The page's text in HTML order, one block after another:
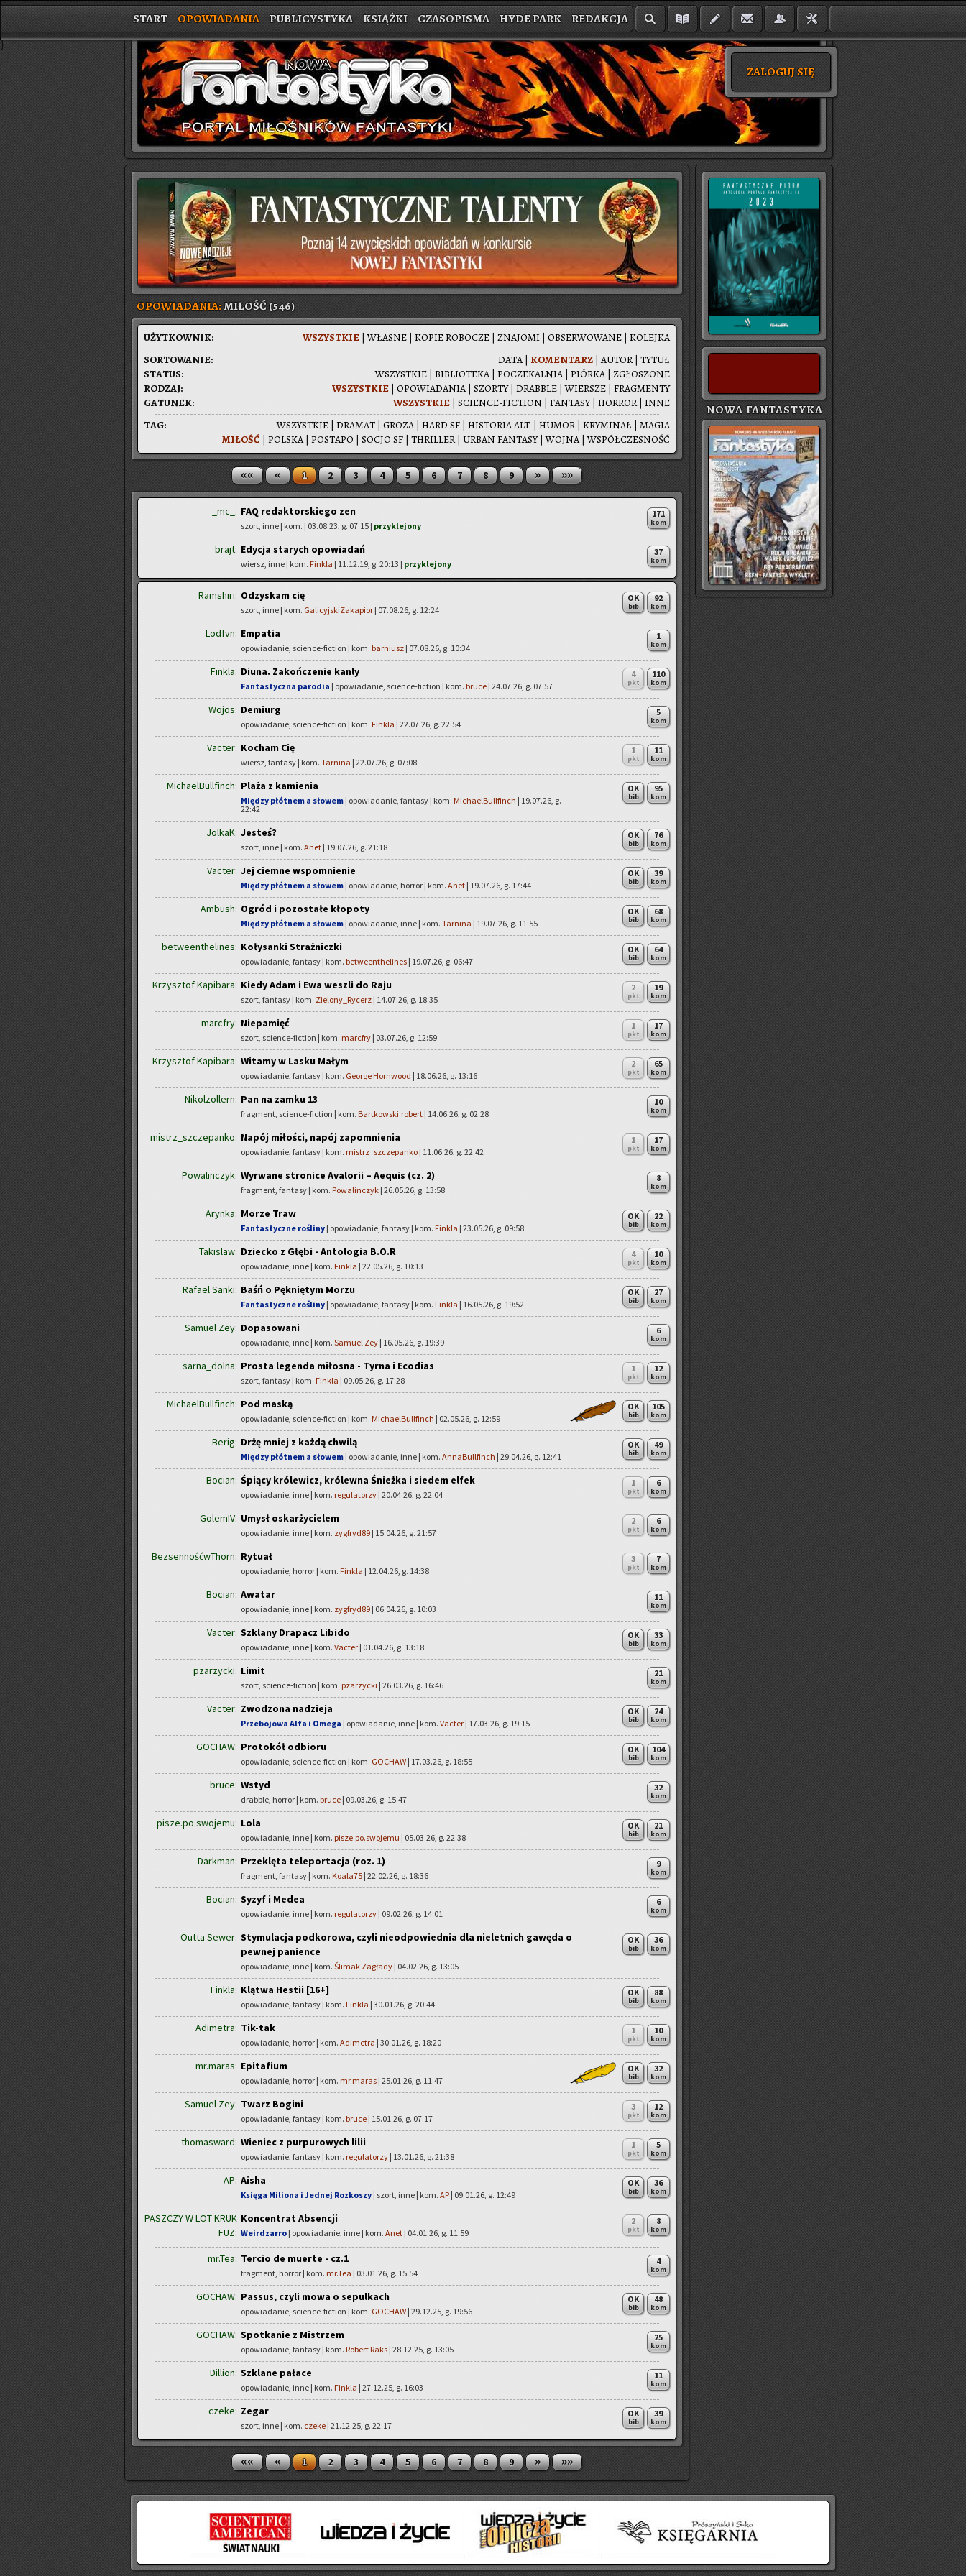
START OPOWIADANIA PUBLICYSTYKA KSIĄŻKI CZASOPISMA HYDE PARK REDAKCJA
ZALOGUJ SIĘ
}
OPOWIADANIA:MIŁOŚĆ (546)
WSZYST­KIE |WŁA­SNE | KOPIE RO­BO­CZE | ZNA­JO­MI | OB­SER­WO­WA­NE | KO­LEJ­KA
UŻYT­KOW­NIK:
DATA| KO­MEN­TARZ |AUTOR| TYTUŁ
WSZYST­KIE | BI­BLIO­TE­KA| PO­CZE­KAL­NIA| PIÓR­KA| ZGŁO­SZO­NE
WSZYST­KIE | OPO­WIA­DA­NIA| SZOR­TY| DRAB­BLE |WIER­SZE | FRAG­MEN­TY
WSZYST­KIE | SCIEN­CE-FIC­TION | FAN­TA­SY| HOR­ROR| INNE
SOR­TO­WA­NIE:
STA­TUS:
RO­DZAJ:
GA­TU­NEK:
WSZYST­KIE | DRA­MAT | GROZA| HARD SF | HI­STO­RIA ALT. | HUMOR| KRY­MI­NAŁ | MAGIA
MI­ŁOŚĆ | POL­SKA| PO­STA­PO | SOCJO SF | THRIL­LER| URBAN FAN­TA­SY|WOJNA|WSPÓŁ­CZE­SNOŚĆ
TAG:
«« « 1 2 3 4 5 6 7 8 9 » »»
_mc_: FAQ redaktorskiego zen
szort, inne | kom. | 03.08.23, g. 07:15 | przyklejony
171
kom
brajt: Edycja starych opowiadań
wiersz, inne | kom. Finkla | 11.12.19, g. 20:13 | przyklejony
37
kom
Ramshiri: Odzyskam cię
szort, inne | kom. GalicyjskiZakapior | 07.08.26, g. 12:24
92
kom
OK
bib
Lodfvn: Empatia
opowiadanie, science-fiction | kom. barniusz | 07.08.26, g. 10:34
1
kom
Finkla: Diuna. Zakończenie kanly
Fantastyczna parodia | opowiadanie, science-fiction | kom. bruce | 24.07.26, g. 07:57
110
kom
4
pkt
Wojos: Demiurg
opowiadanie, science-fiction | kom. Finkla | 22.07.26, g. 22:54
5
kom
Vacter: Kocham Cię
wiersz, fantasy | kom. Tarnina | 22.07.26, g. 07:08
11
kom
1
pkt
MichaelBullfinch: Plaża z kamienia
Między płótnem a słowem | opowiadanie, fantasy | kom. MichaelBullfinch | 19.07.26, g.
22:42
95
kom
OK
bib
JolkaK: Jesteś?
szort, inne | kom. Anet | 19.07.26, g. 21:18
76
kom
OK
bib
Vacter: Jej ciemne wspomnienie
Między płótnem a słowem | opowiadanie, horror | kom. Anet | 19.07.26, g. 17:44
39
kom
OK
bib
Ambush: Ogród i pozostałe kłopoty
Między płótnem a słowem | opowiadanie, inne | kom. Tarnina | 19.07.26, g. 11:55
68
kom
OK
bib
betweenthelines: Kołysanki Strażniczki
opowiadanie, fantasy | kom. betweenthelines | 19.07.26, g. 06:47
64
kom
OK
bib
Krzysztof Kapibara: Kiedy Adam i Ewa weszli do Raju
szort, fantasy | kom. Zielony_Rycerz | 14.07.26, g. 18:35
19
kom
2
pkt
marcfry: Niepamięć
szort, science-fiction | kom. marcfry | 03.07.26, g. 12:59
17
kom
1
pkt
Krzysztof Kapibara: Witamy w Lasku Małym
opowiadanie, fantasy | kom. George Hornwood | 18.06.26, g. 13:16
65
kom
2
pkt
Nikolzollern: Pan na zamku 13
fragment, science-fiction | kom. Bartkowski.robert | 14.06.26, g. 02:28
10
kom
mistrz_szczepanko: Napój miłości, napój zapomnienia
opowiadanie, fantasy | kom. mistrz_szczepanko | 11.06.26, g. 22:42
17
kom
1
pkt
Powalinczyk: Wyrwane stronice Avalorii – Aequis (cz. 2)
fragment, fantasy | kom. Powalinczyk | 26.05.26, g. 13:58
8
kom
Arynka: Morze Traw
Fantastyczne rośliny | opowiadanie, fantasy | kom. Finkla | 23.05.26, g. 09:58
22
kom
OK
bib
Takislaw: Dziecko z Głębi - Antologia B.O.R
opowiadanie, inne | kom. Finkla | 22.05.26, g. 10:13
10
kom
4
pkt
Rafael Sanki: Baśń o Pękniętym Morzu
Fantastyczne rośliny | opowiadanie, fantasy | kom. Finkla | 16.05.26, g. 19:52
27
kom
OK
bib
Samuel Zey: Dopasowani
opowiadanie, inne | kom. Samuel Zey | 16.05.26, g. 19:39
6
kom
sarna_dolna: Prosta legenda miłosna - Tyrna i Ecodias
szort, fantasy | kom. Finkla | 09.05.26, g. 17:28
12
kom
1
pkt
MichaelBullfinch: Pod maską
opowiadanie, science-fiction | kom. MichaelBullfinch | 02.05.26, g. 12:59
105
kom
OK
bib
Berig: Drżę mniej z każdą chwilą
Między płótnem a słowem | opowiadanie, inne | kom. AnnaBullfinch | 29.04.26, g. 12:41
49
kom
OK
bib
Bocian: Śpiący królewicz, królewna Śnieżka i siedem elfek
opowiadanie, inne | kom. regulatorzy | 20.04.26, g. 22:04
6
kom
1
pkt
GolemIV: Umysł oskarżycielem
opowiadanie, inne | kom. zygfryd89 | 15.04.26, g. 21:57
6
kom
2
pkt
BezsennośćwThorn: Rytuał
opowiadanie, horror | kom. Finkla | 12.04.26, g. 14:38
7
kom
3
pkt
Bocian: Awatar
opowiadanie, inne | kom. zygfryd89 | 06.04.26, g. 10:03
11
kom
Vacter: Szklany Drapacz Libido
opowiadanie, inne | kom. Vacter | 01.04.26, g. 13:18
33
kom
OK
bib
pzarzycki: Limit
szort, science-fiction | kom. pzarzycki | 26.03.26, g. 16:46
21
kom
Vacter: Zwodzona nadzieja
Przebojowa Alfa i Omega | opowiadanie, inne | kom. Vacter | 17.03.26, g. 19:15
24
kom
OK
bib
GOCHAW: Protokół odbioru
opowiadanie, science-fiction | kom. GOCHAW | 17.03.26, g. 18:55
104
kom
OK
bib
bruce: Wstyd
drabble, horror | kom. bruce | 09.03.26, g. 15:47
32
kom
pisze.po.swojemu: Lola
opowiadanie, inne | kom. pisze.po.swojemu | 05.03.26, g. 22:38
21
kom
OK
bib
Darkman: Przeklęta teleportacja (roz. 1)
fragment, fantasy | kom. Koala75 | 22.02.26, g. 18:36
9
kom
Bocian: Syzyf i Medea
opowiadanie, inne | kom. regulatorzy | 09.02.26, g. 14:01
6
kom
Outta Sewer: Stymulacja podkorowa, czyli nieodpowiednia dla nieletnich gawęda o
pewnej panience
opowiadanie, inne | kom. Ślimak Zagłady | 04.02.26, g. 13:05
36
kom
OK
bib
Finkla: Klątwa Hestii [16+]
opowiadanie, fantasy | kom. Finkla | 30.01.26, g. 20:44
88
kom
OK
bib
Adimetra: Tik-tak
opowiadanie, horror | kom. Adimetra | 30.01.26, g. 18:20
10
kom
1
pkt
mr.maras: Epitafium
opowiadanie, horror | kom. mr.maras | 25.01.26, g. 11:47
32
kom
OK
bib
Samuel Zey: Twarz Bogini
opowiadanie, fantasy | kom. bruce | 15.01.26, g. 07:17
12
kom
3
pkt
thomasward: Wieniec z purpurowych lilii
opowiadanie, fantasy | kom. regulatorzy | 13.01.26, g. 21:38
5
kom
1
pkt
AP: Aisha
Księga Miliona i Jednej Rozkoszy | szort, inne | kom. AP | 09.01.26, g. 12:49
36
kom
OK
bib
PASZCZY W LOT KRUK
FUZ:
Koncentrat Absencji
Weirdzarro | opowiadanie, inne | kom. Anet | 04.01.26, g. 11:59
8
kom
2
pkt
mr.Tea: Tercio de muerte - cz.1
fragment, horror | kom. mr.Tea | 03.01.26, g. 15:54
4
kom
GOCHAW: Passus, czyli mowa o sepulkach
opowiadanie, science-fiction | kom. GOCHAW | 29.12.25, g. 19:56
48
kom
OK
bib
GOCHAW: Spotkanie z Mistrzem
opowiadanie, fantasy | kom. Robert Raks | 28.12.25, g. 13:05
25
kom
Dillion: Szklane pałace
opowiadanie, inne | kom. Finkla | 27.12.25, g. 16:03
11
kom
czeke: Zegar
szort, inne | kom. czeke | 21.12.25, g. 22:17
39
kom
OK
bib
«« « 1 2 3 4 5 6 7 8 9 » »»
NOWA FANTASTYKA